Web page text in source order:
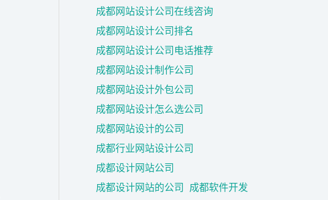
成都网站设计公司在线咨询
成都网站设计公司排名
成都网站设计公司电话推荐
成都网站设计制作公司
成都网站设计外包公司
成都网站设计怎么选公司
成都网站设计的公司
成都行业网站设计公司
成都设计网站公司
成都设计网站的公司 成都软件开发